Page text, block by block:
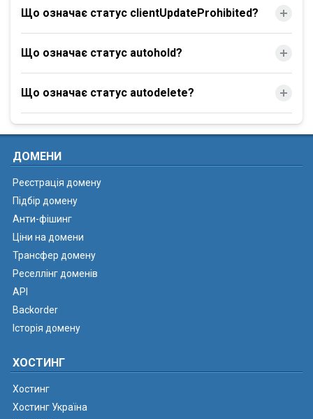
Що означає статус clientUpdateProhibited?
Що означає статус autohold?
Що означає статус autodelete?
ДОМЕНИ
Реєстрація домену
Підбір домену
Анти-фішинг
Ціни на домени
Трансфер домену
Реселлінг доменів
API
Backorder
Історія домену
ХОСТИНГ
Хостинг
Хостинг Україна